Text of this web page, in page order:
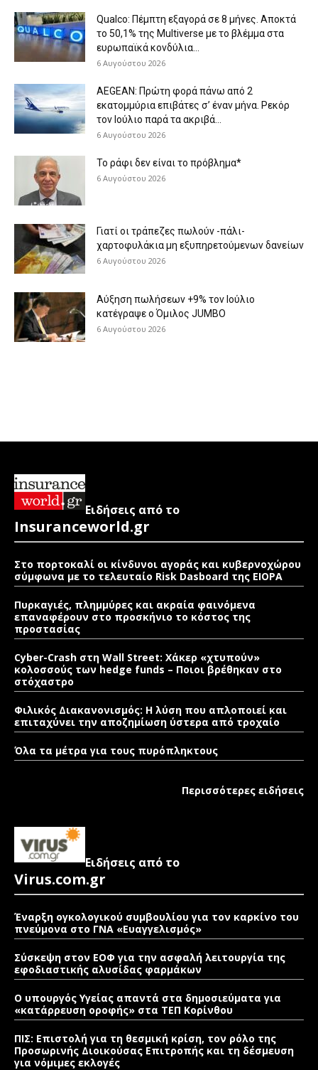
Qualco: Πέμπτη εξαγορά σε 8 μήνες. Aποκτά
το 50,1% της Multiverse με το βλέμμα στα
ευρωπαϊκά κονδύλια...
6 Αυγούστου 2026
AEGEAN: Πρώτη φορά πάνω από 2
εκατομμύρια επιβάτες σ’ έναν μήνα. Ρεκόρ
τον Ιούλιο παρά τα ακριβά...
6 Αυγούστου 2026
Το ράφι δεν είναι το πρόβλημα*
6 Αυγούστου 2026
Γιατί οι τράπεζες πωλούν -πάλι-
χαρτοφυλάκια μη εξυπηρετούμενων δανείων
6 Αυγούστου 2026
Aύξηση πωλήσεων +9% τον Ιούλιο
κατέγραψε ο Όμιλος JUMBO
6 Αυγούστου 2026
Ειδήσεις από το
Insuranceworld.gr
Στο πορτοκαλί οι κίνδυνοι αγοράς και κυβερνοχώρου
σύμφωνα με το τελευταίο Risk Dasboard της EIOPA
Πυρκαγιές, πλημμύρες και ακραία φαινόμενα
επαναφέρουν στο προσκήνιο το κόστος της
προστασίας
Cyber-Crash στη Wall Street: Χάκερ «χτυπούν»
κολοσσούς των hedge funds – Ποιοι βρέθηκαν στο
στόχαστρο
Φιλικός Διακανονισμός: Η λύση που απλοποιεί και
επιταχύνει την αποζημίωση ύστερα από τροχαίο
Όλα τα μέτρα για τους πυρόπληκτους
Περισσότερες ειδήσεις
Ειδήσεις από το
Virus.com.gr
Έναρξη ογκολογικού συμβουλίου για τον καρκίνο του
πνεύμονα στο ΓΝΑ «Ευαγγελισμός»
Σύσκεψη στον ΕΟΦ για την ασφαλή λειτουργία της
εφοδιαστικής αλυσίδας φαρμάκων
Ο υπουργός Υγείας απαντά στα δημοσιεύματα για
«κατάρρευση οροφής» στα ΤΕΠ Κορίνθου
ΠΙΣ: Επιστολή για τη θεσμική κρίση, τον ρόλο της
Προσωρινής Διοικούσας Επιτροπής και τη δέσμευση
για νόμιμες εκλογές